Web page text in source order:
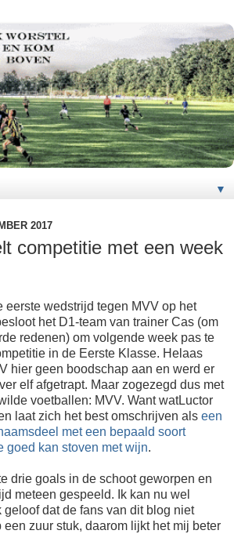
▼
2017
competitie met een week
eerste wedstrijd tegen MVV op het
het D1-team van trainer Cas (om
redenen) om volgende week pas te
in de Eerste Klasse. Helaas
hier geen boodschap aan en werd er
elf afgetrapt. Maar zogezegd dus met
voetballen: MVV. Want watLuctor
laat zich het best omschrijven als een
met een bepaald soort
goed kan stoven met wijn.
drie goals in de schoot geworpen en
meteen gespeeld. Ik kan nu wel
geloof dat de fans van dit blog niet
een zuur stuk, daarom lijkt het mij beter